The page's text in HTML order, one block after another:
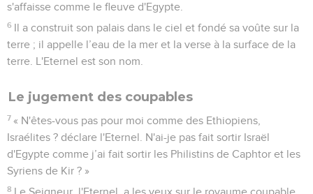
s'affaisse comme le fleuve d'Egypte.
6 Il a construit son palais dans le ciel et fondé sa voûte sur la
terre ; il appelle l’eau de la mer et la verse à la surface de la
terre. L'Eternel est son nom.
Le jugement des coupables
7 « N'êtes-vous pas pour moi comme des Ethiopiens,
Israélites ? déclare l'Eternel. N'ai-je pas fait sortir Israël
d'Egypte comme j’ai fait sortir les Philistins de Caphtor et les
Syriens de Kir ? »
8 Le Seigneur, l'Eternel, a les yeux sur le royaume coupable.